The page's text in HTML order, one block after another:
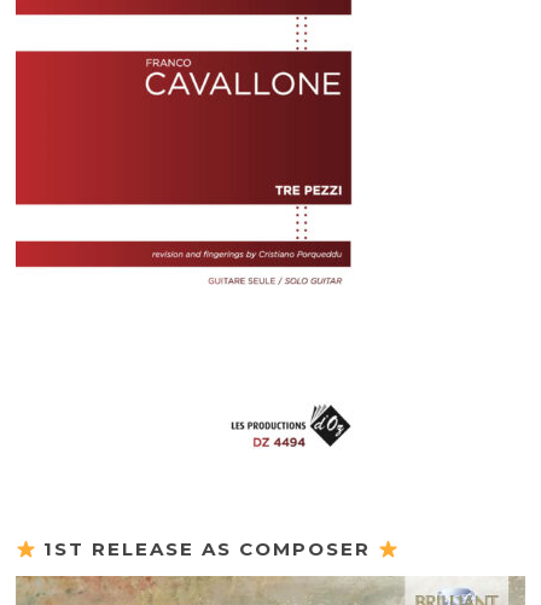
1ST RELEASE AS COMPOSER